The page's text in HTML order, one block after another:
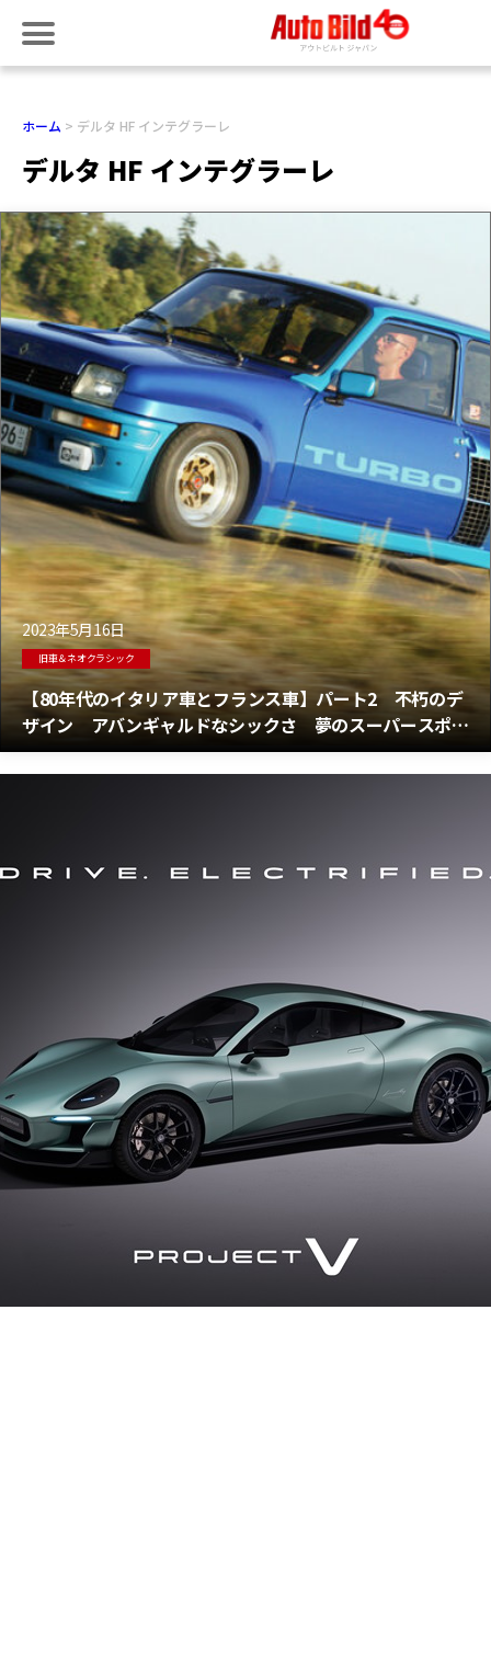
ホーム デルタ HF インテグラーレ
デルタ HF インテグラーレ
2023年5月16日
旧車＆ネオクラシック
【80年代のイタリア車とフランス車】パート2 不朽のデ
ザイン アバンギャルドなシックさ 夢のスーパースポー
ツカー 夢の80年代